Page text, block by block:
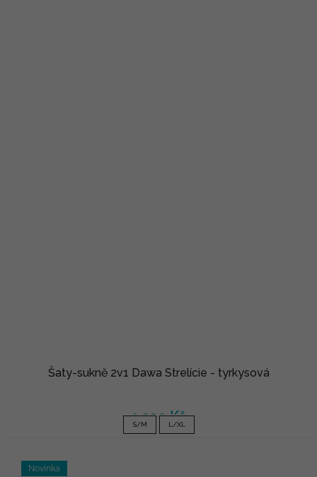
Šaty-sukně 2v1 Dawa Strelície - tyrkysová
1 290 Kč
S/M L/XL
Novinka